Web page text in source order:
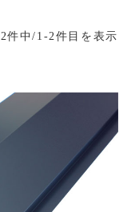
2件中/1-2件目を表示